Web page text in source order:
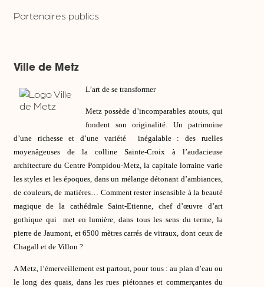
Partenaires publics
Ville de Metz
L’art de se transformer
Metz possède d’incomparables atouts, qui
fondent son originalité. Un patrimoine
d’une richesse et d’une variété inégalable : des ruelles
moyenâgeuses de la colline Sainte-Croix à l’audacieuse
architecture du Centre Pompidou-Metz, la capitale lorraine varie
les styles et les époques, dans un mélange détonant d’ambiances,
de couleurs, de matières… Comment rester insensible à la beauté
magique de la cathédrale Saint-Etienne, chef d’œuvre d’art
gothique qui met en lumière, dans tous les sens du terme, la
pierre de Jaumont, et 6500 mètres carrés de vitraux, dont ceux de
Chagall et de Villon ?
A Metz, l’émerveillement est partout, pour tous : au plan d’eau ou
le long des quais, dans les rues piétonnes et commerçantes du